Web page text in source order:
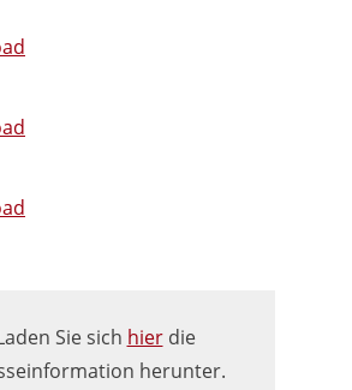
Sie sich hierdie
herunter.